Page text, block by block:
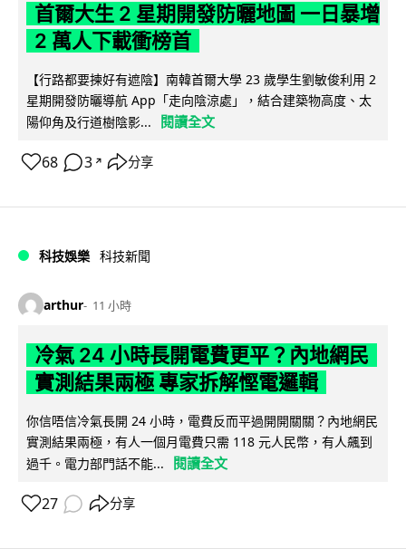
首爾大生 2 星期開發防曬地圖 一日暴增
2 萬人下載衝榜首
【行路都要揀好有遮陰】南韓首爾大學 23 歲學生劉敏俊利用 2
星期開發防曬導航 App「走向陰涼處」，結合建築物高度、太
陽仰角及行道樹陰影...
閱讀全文
68 3 ↗ 分享
科技娛樂 科技新聞
arthur 11 小時
冷氣 24 小時長開電費更平？內地網民
實測結果兩極 專家拆解慳電邏輯
你信唔信冷氣長開 24 小時，電費反而平過開開關關？內地網民
實測結果兩極，有人一個月電費只需 118 元人民幣，有人飆到
過千。電力部門話不能...
閱讀全文
27 分享